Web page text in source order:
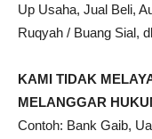
Up Usaha, Jual Beli,
Ruqyah / Buang Sial,
KAMI TIDAK
MELANGGAR
Contoh: Bank Gaib,